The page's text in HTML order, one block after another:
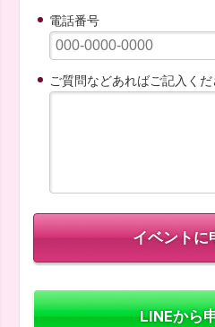
電話番号
ご質問などあればご記入くだ
LINEから